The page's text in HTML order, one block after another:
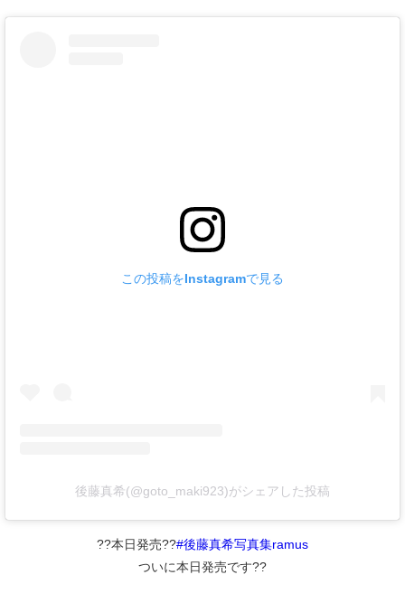
この投稿をInstagramで見る
後藤真希(@goto_maki923)がシェアした投稿
??本日発売??#後藤真希写真集ramus
ついに本日発売です??